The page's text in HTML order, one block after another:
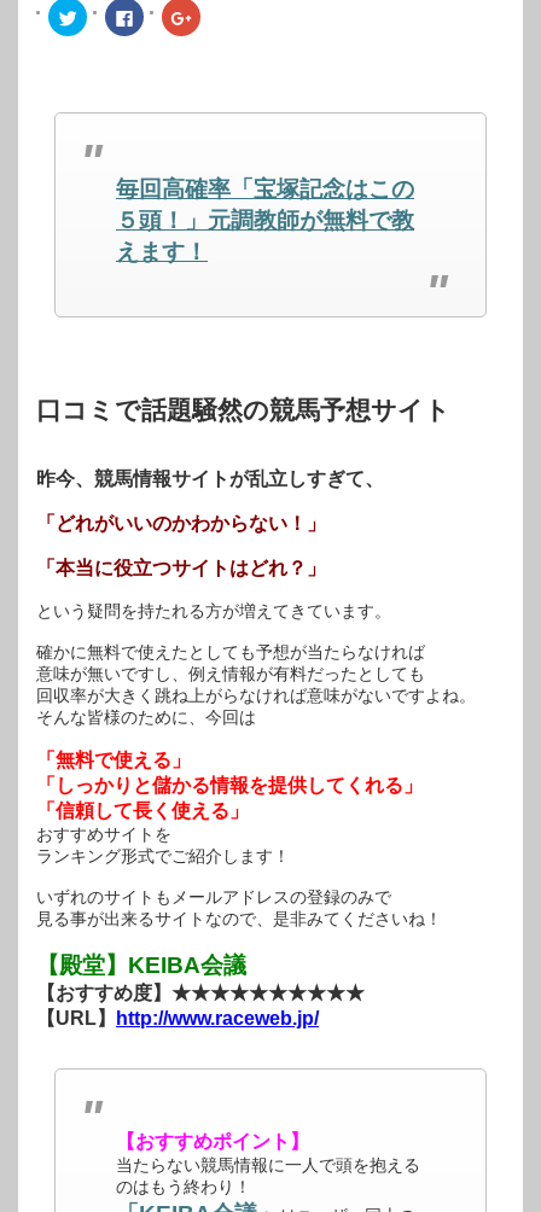
ク
リ
で
有
(新
ま
Facebook
で
は
し
て
く
だ
さ
い
ウ
開
き
ク
リ
で
い
ウ
ィ
ン
ド
ウ
ま
毎回高確率「宝塚記念はこの
５頭！」元調教師が無料で教
えます！
口コミで話題騒然の競馬予想サイト
昨今、競馬情報サイトが乱立しすぎて、
「どれがいいのかわからない！」
「本当に役立つサイトはどれ？」
という疑問を持たれる方が増えてきています。
確かに無料で使えたとしても予想が当たらなければ
意味が無いですし、例え情報が有料だったとしても
回収率が大きく跳ね上がらなければ意味がないですよね。
そんな皆様のために、今回は
「無料で使える」
「しっかりと儲かる情報を提供してくれる」
「信頼して長く使える」
おすすめサイトを
ランキング形式でご紹介します！
いずれのサイトもメールアドレスの登録のみで
見る事が出来るサイトなので、是非みてくださいね！
【殿堂】KEIBA会議
【おすすめ度】★★★★★★★★★★
【URL】
http://www.raceweb.jp/
【おすすめポイント】
当たらない競馬情報に一人で頭を抱える
のはもう終わり！